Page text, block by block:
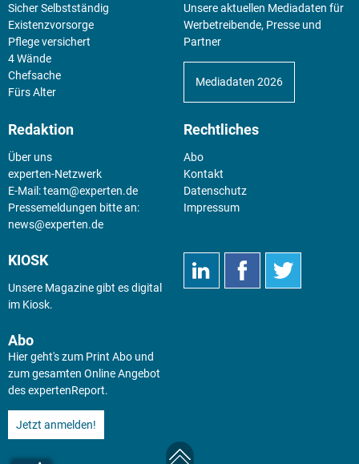
Sicher Selbstständig
Existenz­vorsorge
Pflege versichert
4 Wände
Chefsache
Fürs Alter
Unsere aktuellen Mediadaten für
Werbetreibende, Presse und
Partner
Mediadaten 2026
Redaktion
Über uns
experten-Netzwerk
E-Mail:team@experten.de
Pressemeldungen bitte an:
news@experten.de
Rechtliches
Abo
Kontakt
Datenschutz
Impressum
KIOSK
Unsere Magazine gibt es digital
im Kiosk.
Abo
Hier geht's zum Print Abo und
zum gesamten Online Angebot
des expertenReport.
Jetzt anmelden!